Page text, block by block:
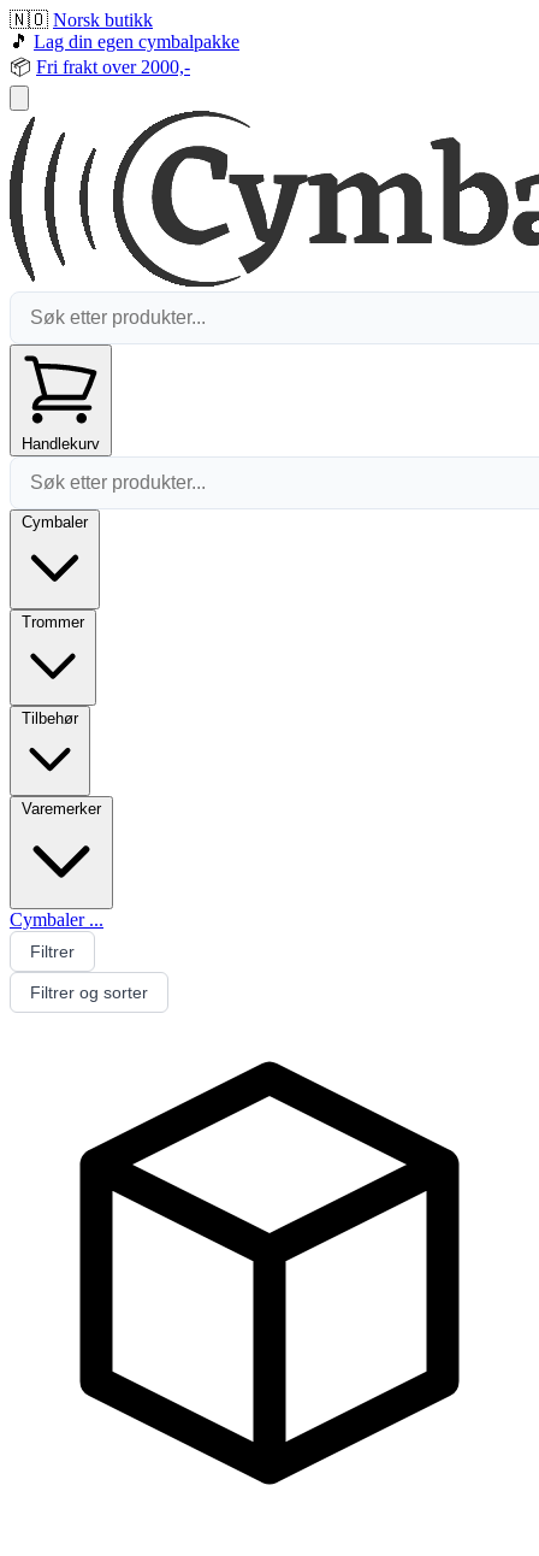
🇳🇴 Norsk butikk
🎵 Lag din egen cymbalpakke
📦 Fri frakt over 2000,-
Handlekurv
Cymbaler
Trommer
Tilbehør
Varemerker
Cymbaler ...
Filtrer
Filtrer og sorter